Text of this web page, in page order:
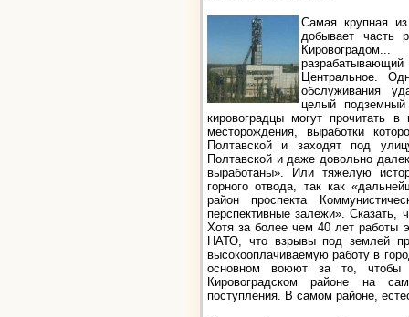
Самая крупная
добывает часть
Центральное.
обслуживания
целый
кировоградцы могут прочитать
месторождения, выработки
Полтавской и заходят под
Полтавской и даже довольно
выработаны». Или тяжелую
горного отвода, так как
район проспекта
перспективные залежи». Сказать,
Хотя за более чем 40 лет работы
НАТО, что взрывы под землей
высокооплачиваемую работу в
основном воюют за то, чтобы
Кировоградском районе на
поступления. В самом районе,